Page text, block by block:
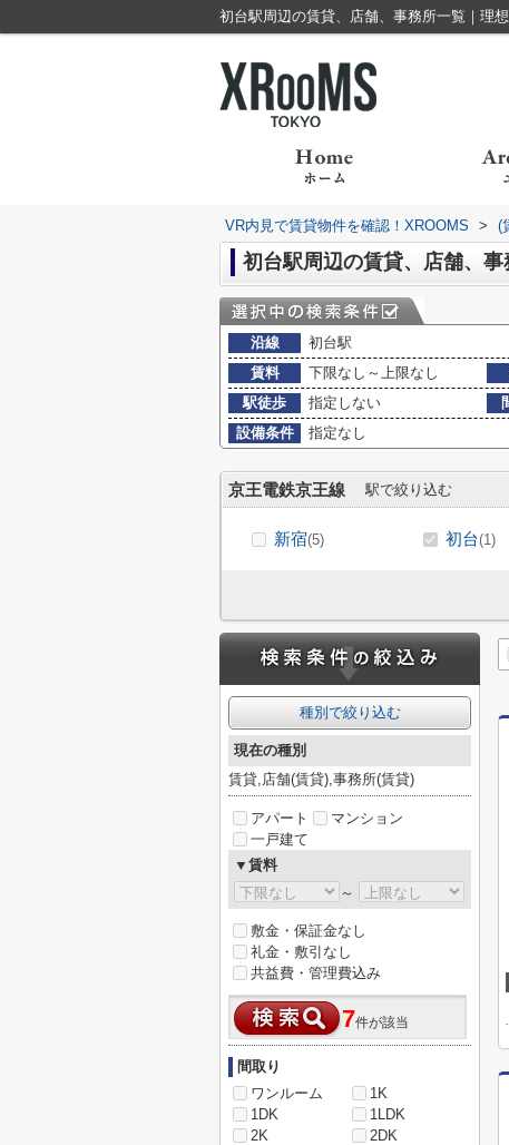
初台駅周辺の賃貸、店舗、事務所一覧｜理
VR内見で賃貸物件を確認！XROOMS > (
初台駅周辺の賃貸、店舗、事
沿線
初台駅
賃料
下限なし～上限なし
駅徒歩
指定しない
設備条件
指定なし
京王電鉄京王線 駅で絞り込む
新宿(5) 初台(1)
種別で絞り込む
現在の種別
賃貸,店舗(賃貸),事務所(賃貸)
アパート
マンション
一戸建て
▼賃料
～
敷金・保証金なし
礼金・敷引なし
共益費・管理費込み
7件が該当
間取り
ワンルーム
1K
1DK
1LDK
2K
2DK